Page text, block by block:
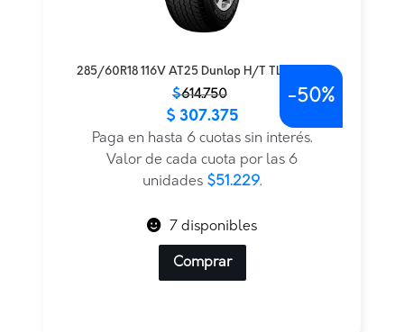
285/60R18 116V AT25 Dunlop H/T TL BLK JAP
$614.750
original
actual
$ 307.375
Paga en hasta 6 cuotas sin interés.
Valor de cada cuota por las 6
unidades $51.229.
-50%
7 disponibles
Comprar